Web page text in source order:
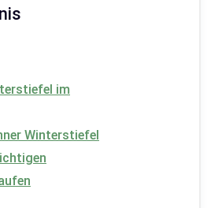
im
Winterstiefel